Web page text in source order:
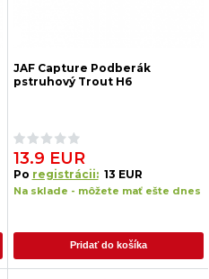
JAF Capture Podberák
pstruhový Trout H6
13.9 EUR
Po registrácii: 13 EUR
Na sklade - môžete mať ešte dnes
Pridať do košíka